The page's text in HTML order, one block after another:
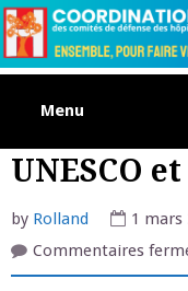
Skip
to
content
Menu
UNESCO
by Rolland 1 mars
Commentaires